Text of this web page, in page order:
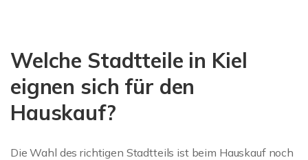
Welche Stadtteile in Kiel
eignen sich für den
Hauskauf?
Die Wahl des richtigen Stadtteils ist beim Hauskauf noch